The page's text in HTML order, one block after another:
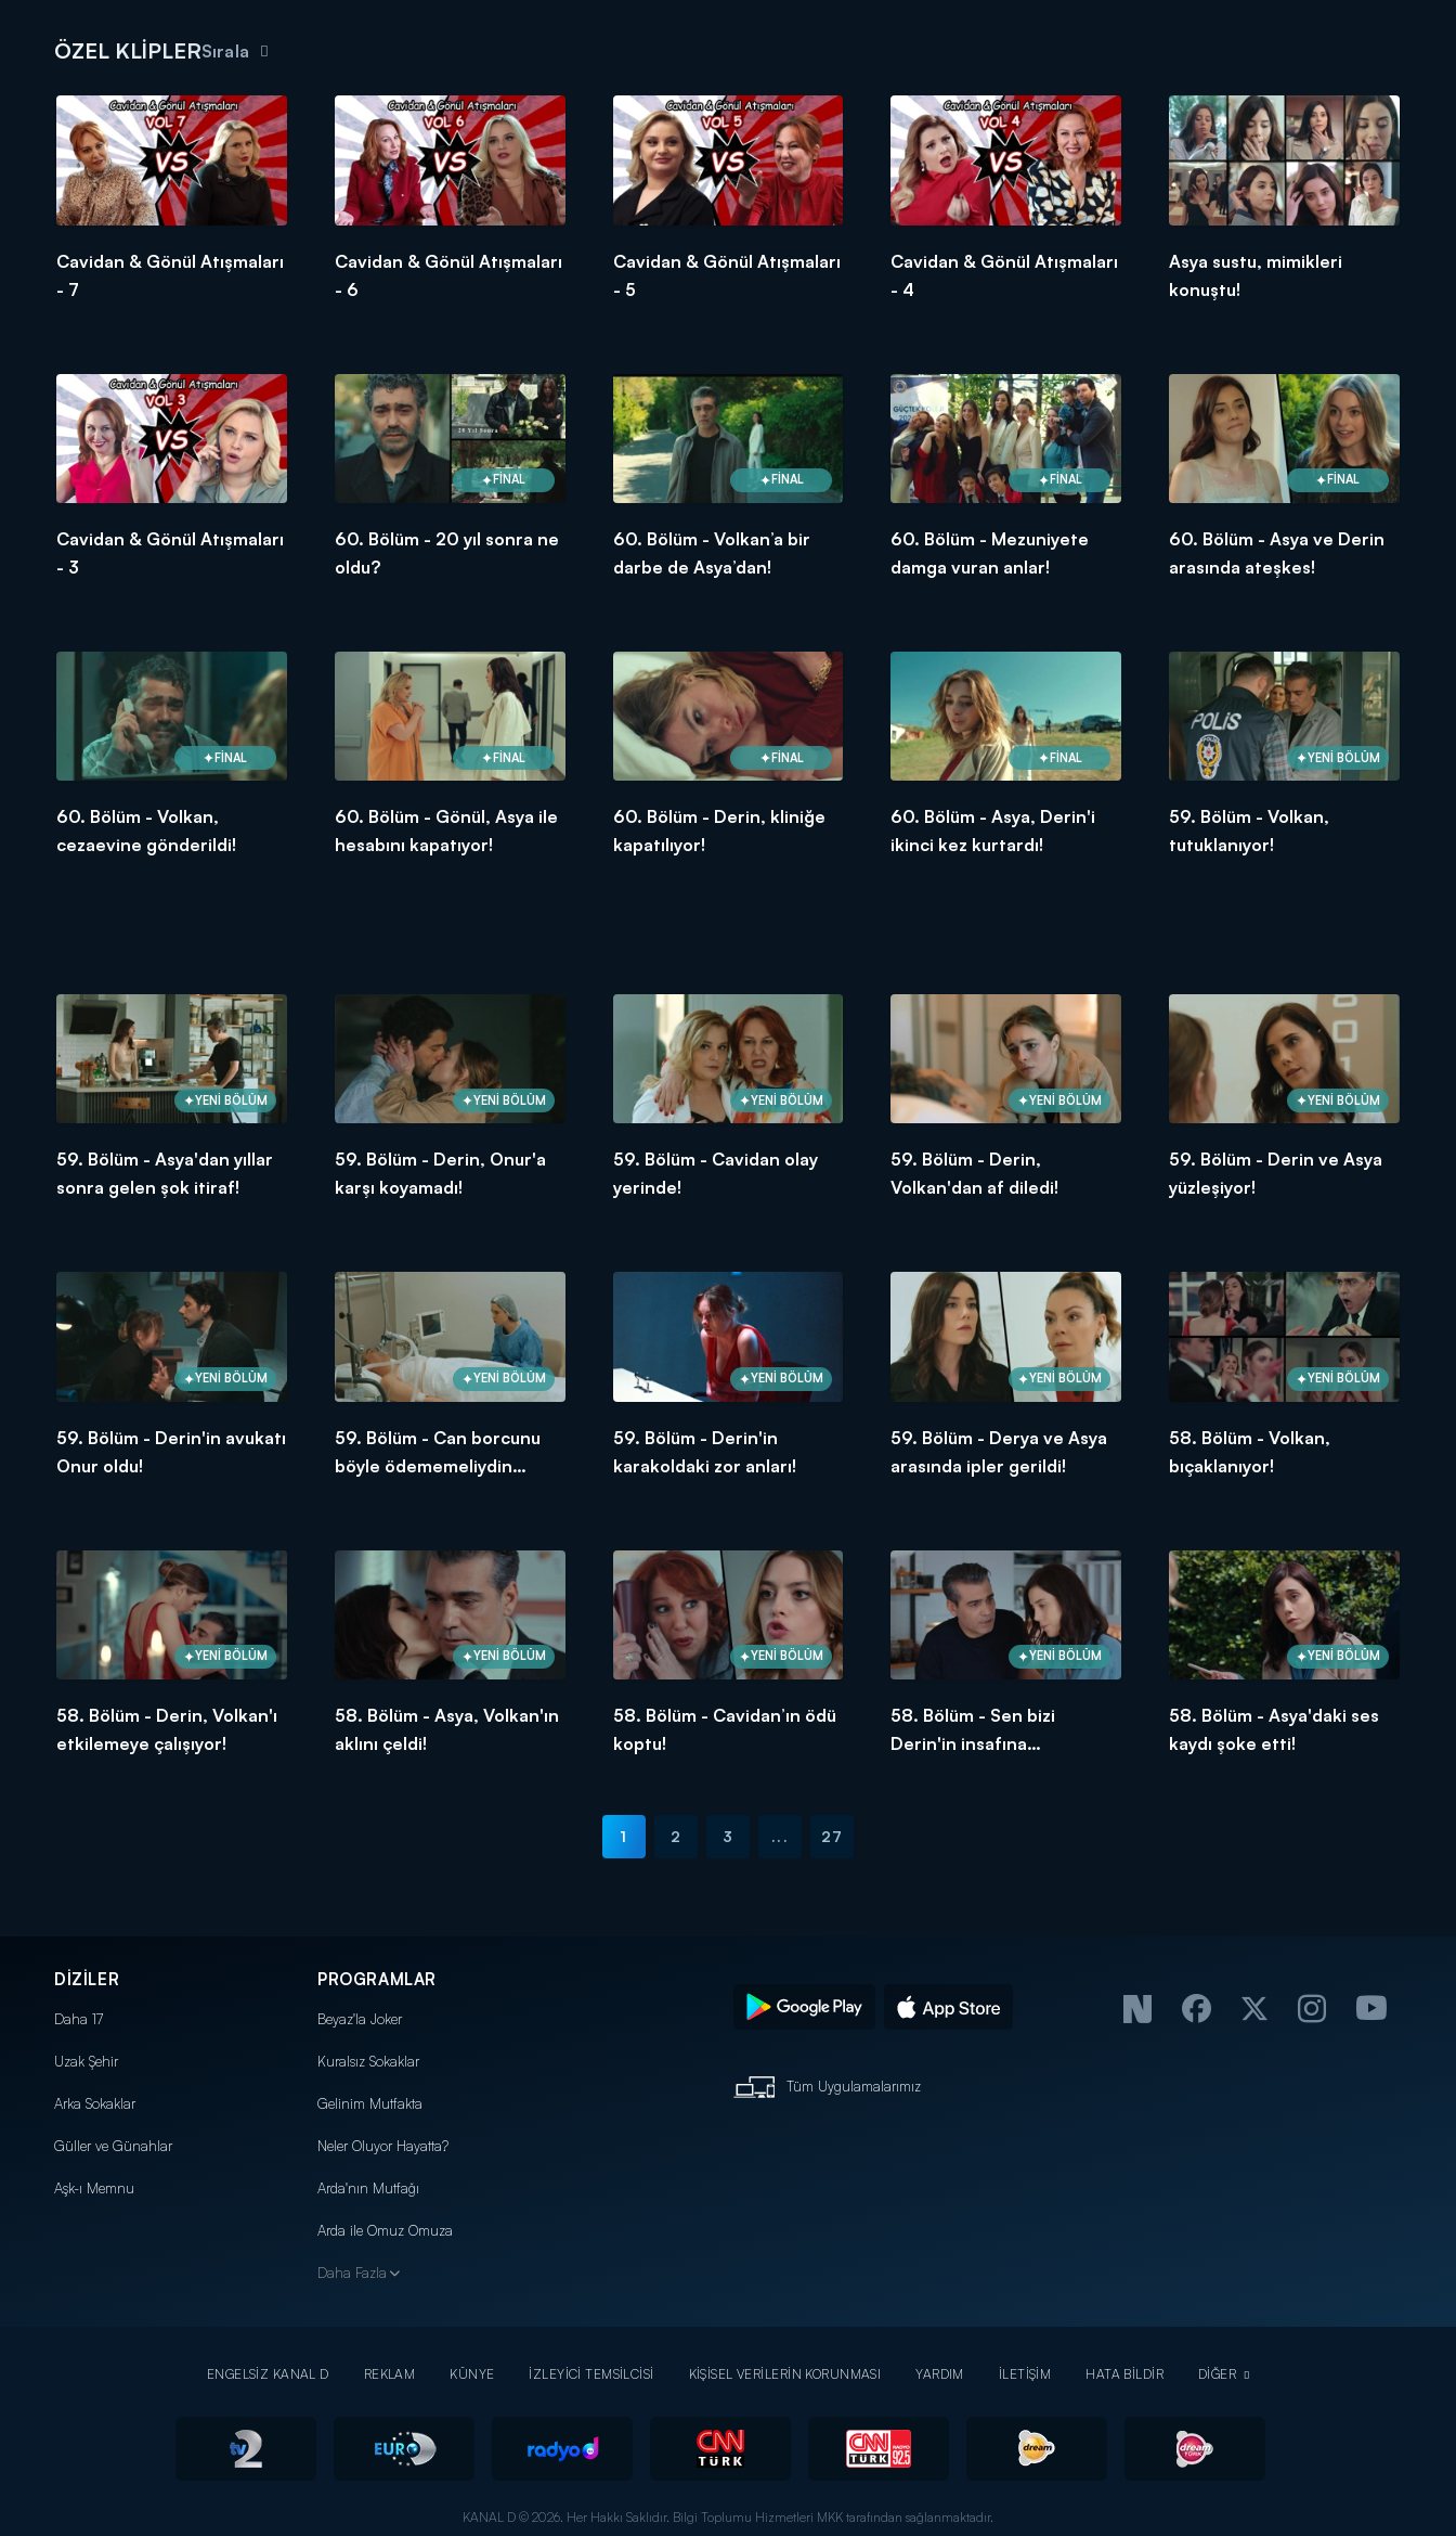
ÖZEL KLİPLERSırala
Cavidan & Gönül Atışmaları
- 7
Cavidan & Gönül Atışmaları
- 6
Cavidan & Gönül Atışmaları
- 5
Cavidan & Gönül Atışmaları
- 4
Asya sustu, mimikleri
konuştu!
Cavidan & Gönül Atışmaları
- 3
FİNAL
60. Bölüm - 20 yıl sonra ne
oldu?
FİNAL
60. Bölüm - Volkan’a bir
darbe de Asya’dan!
FİNAL
60. Bölüm - Mezuniyete
damga vuran anlar!
FİNAL
60. Bölüm - Asya ve Derin
arasında ateşkes!
FİNAL
60. Bölüm - Volkan,
cezaevine gönderildi!
FİNAL
60. Bölüm - Gönül, Asya ile
hesabını kapatıyor!
FİNAL
60. Bölüm - Derin, kliniğe
kapatılıyor!
FİNAL
60. Bölüm - Asya, Derin'i
ikinci kez kurtardı!
YENİ BÖLÜM
59. Bölüm - Volkan,
tutuklanıyor!
YENİ BÖLÜM
59. Bölüm - Asya'dan yıllar
sonra gelen şok itiraf!
YENİ BÖLÜM
59. Bölüm - Derin, Onur'a
karşı koyamadı!
YENİ BÖLÜM
59. Bölüm - Cavidan olay
yerinde!
YENİ BÖLÜM
59. Bölüm - Derin,
Volkan'dan af diledi!
YENİ BÖLÜM
59. Bölüm - Derin ve Asya
yüzleşiyor!
YENİ BÖLÜM
59. Bölüm - Derin'in avukatı
Onur oldu!
YENİ BÖLÜM
59. Bölüm - Can borcunu
böyle ödememeliydin
YENİ BÖLÜM
59. Bölüm - Derin'in
karakoldaki zor anları!
YENİ BÖLÜM
59. Bölüm - Derya ve Asya
arasında ipler gerildi!
YENİ BÖLÜM
58. Bölüm - Volkan,
bıçaklanıyor!
YENİ BÖLÜM
58. Bölüm - Derin, Volkan'ı
etkilemeye çalışıyor!
YENİ BÖLÜM
58. Bölüm - Asya, Volkan'ın
aklını çeldi!
YENİ BÖLÜM
58. Bölüm - Cavidan’ın ödü
koptu!
YENİ BÖLÜM
58. Bölüm - Sen bizi
Derin'in insafına
YENİ BÖLÜM
58. Bölüm - Asya'daki ses
kaydı şoke etti!
1 2 3 ... 27
DİZİLER
Daha 17
Uzak Şehir
Arka Sokaklar
Güller ve Günahlar
Aşk-ı Memnu
PROGRAMLAR
Beyaz'la Joker
Kuralsız Sokaklar
Gelinim Mutfakta
Neler Oluyor Hayatta?
Arda'nın Mutfağı
Arda ile Omuz Omuza
Daha Fazla
Tüm Uygulamalarımız
ENGELSİZ KANAL D REKLAM KÜNYE İZLEYİCİ TEMSİLCİSİ KİŞİSEL VERİLERİN KORUNMASI YARDIM İLETİŞİM HATA BİLDİR DİĞER
KANAL D © 2026. Her Hakkı Saklıdır. Bilgi Toplumu Hizmetleri MKK tarafından sağlanmaktadır.